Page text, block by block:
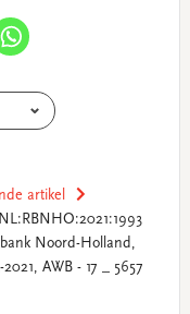
artikel
Noord-Holland,
AWB - 17 _ 5657